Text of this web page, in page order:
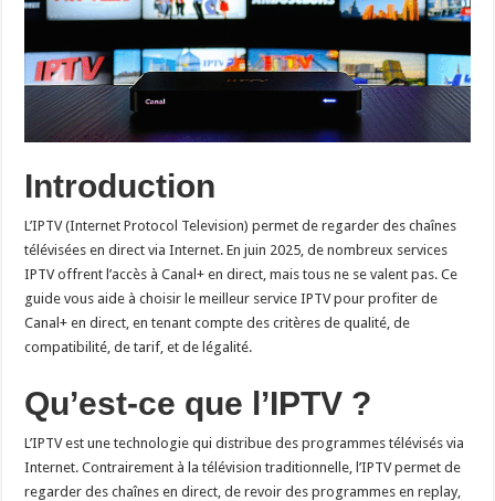
Introduction
L’IPTV (Internet Protocol Television) permet de regarder des chaînes
télévisées en direct via Internet. En juin 2025, de nombreux services
IPTV offrent l’accès à Canal+ en direct, mais tous ne se valent pas. Ce
guide vous aide à choisir le meilleur service IPTV pour profiter de
Canal+ en direct, en tenant compte des critères de qualité, de
compatibilité, de tarif, et de légalité.
Qu’est-ce que l’IPTV ?
L’IPTV est une technologie qui distribue des programmes télévisés via
Internet. Contrairement à la télévision traditionnelle, l’IPTV permet de
regarder des chaînes en direct, de revoir des programmes en replay,